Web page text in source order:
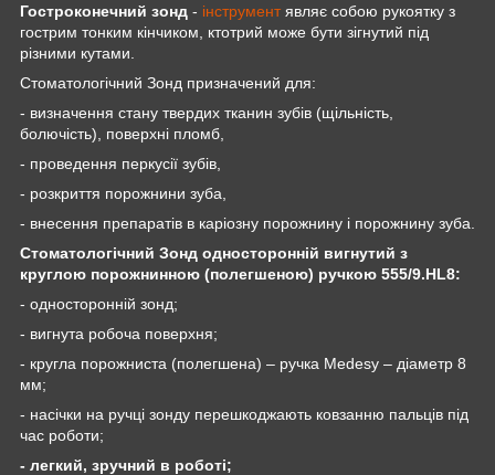
Гостроконечний зонд - інструментявляє собою рукоятку з
гострим тонким кінчиком, ктотрий може бути зігнутий під
різними кутами.
Стоматологічний Зонд призначений для:
- визначення стану твердих тканин зубів (щільність,
болючість), поверхні пломб,
- проведення перкусії зубів,
- розкриття порожнини зуба,
- внесення препаратів в каріозну порожнину і порожнину зуба.
Стоматологічний Зонд односторонній вигнутий з
круглою порожнинною (полегшеною) ручкою 555/9.HL8:
- односторонній зонд;
- вигнута робоча поверхня;
- кругла порожниста (полегшена) – ручка Medesy – діаметр 8
мм;
- насічки на ручці зонду перешкоджають ковзанню пальців під
час роботи;
- легкий, зручний в роботі;